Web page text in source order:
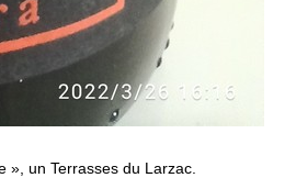
», un Terrasses du Larzac.